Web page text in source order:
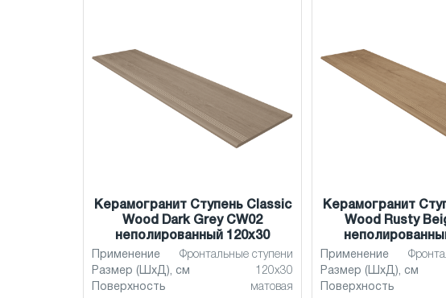
Керамогранит Ступень Classic
Wood Dark Grey CW02
неполированный 120x30
Применение
Фронтальные ступени
Размер (ШхД), см
120x30
Поверхность
матовая
Керамогранит
Wood Rusty
Применение
Размер (ШхД), см
Поверхность